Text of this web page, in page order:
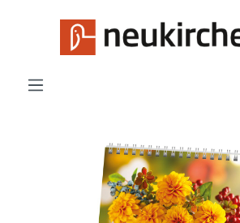
Zum Hauptinhalt springen
Bildergalerie überspringen